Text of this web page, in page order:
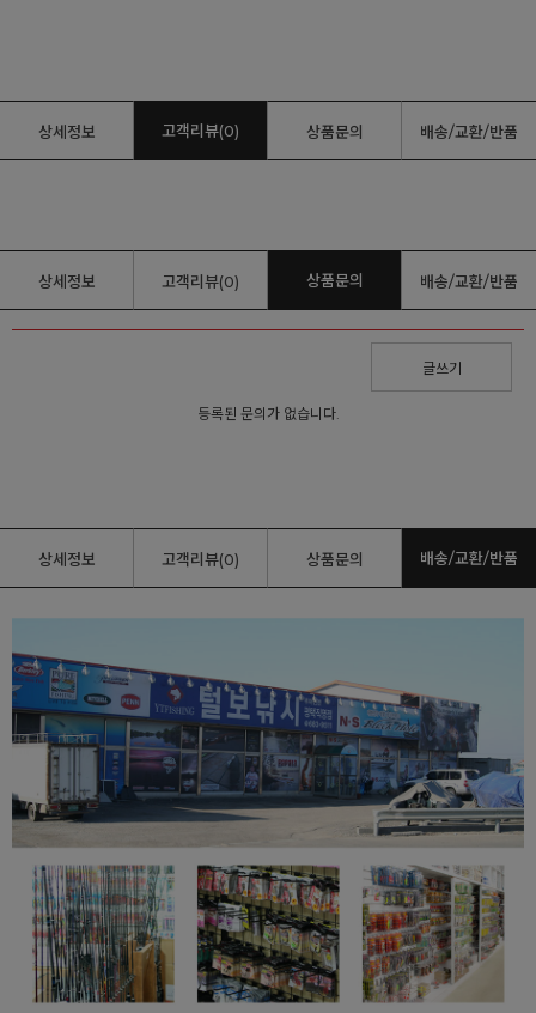
상세정보 고객리뷰(0) 상품문의 배송/교환/반품
상세정보 고객리뷰(0) 상품문의 배송/교환/반품
글쓰기
등록된 문의가 없습니다.
상세정보 고객리뷰(0) 상품문의 배송/교환/반품